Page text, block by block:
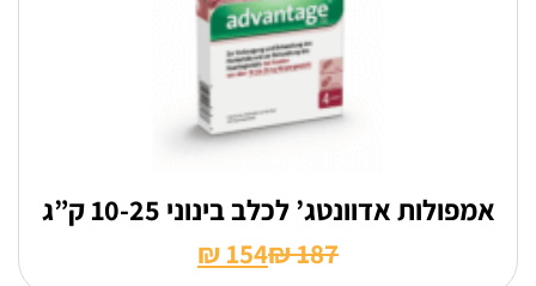
אמפולות אדוונטג’ לכלב בינוני 10-25 ק”ג
₪187 המחיר
₪ 154
המחיר